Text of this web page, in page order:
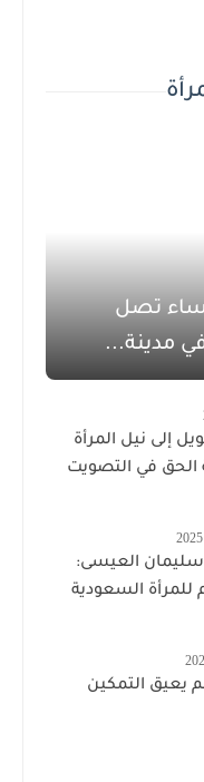
تصل
مدينة...
إلى نيل المرأة
الحق في التصويت
العيسى:
للمرأة السعودية
يعيق التمكين